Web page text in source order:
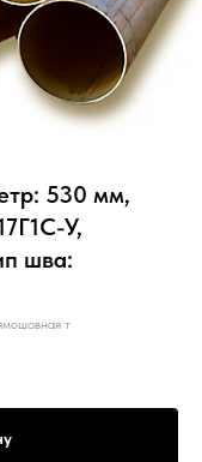
530 мм,
У,
шва:
т